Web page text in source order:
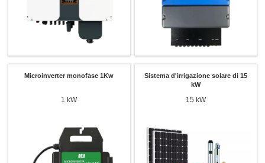
Microinverter monofase 1Kw
1 kW
Sistema d'irrigazione solare di 15
kW
15 kW